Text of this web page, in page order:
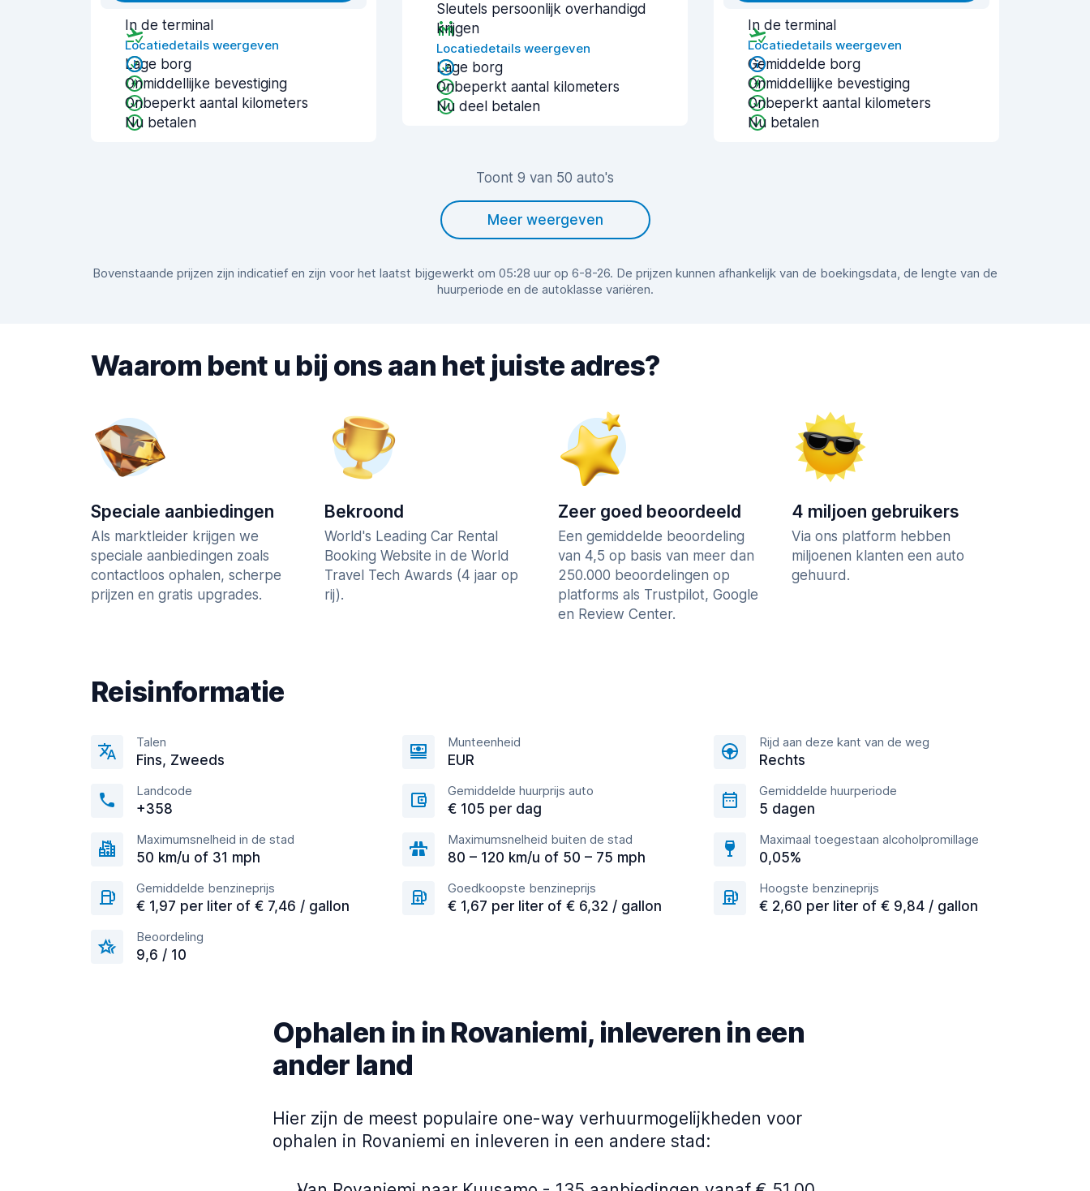
In de terminal
Locatiedetails weergeven
Lage borg
Onmiddellijke bevestiging
Onbeperkt aantal kilometers
Nu betalen
Sleutels persoonlijk overhandigd
krijgen
Locatiedetails weergeven
Lage borg
Onbeperkt aantal kilometers
Nu deel betalen
In de terminal
Locatiedetails weergeven
Gemiddelde borg
Onmiddellijke bevestiging
Onbeperkt aantal kilometers
Nu betalen
Toont 9 van 50 auto's
Meer weergeven
Bovenstaande prijzen zijn indicatief en zijn voor het laatst bijgewerkt om 05:28 uur op 6-8-26. De prijzen kunnen afhankelijk van de boekingsdata, de lengte van de
huurperiode en de autoklasse variëren.
Waarom bent u bij ons aan het juiste adres?
Speciale aanbiedingen
Als marktleider krijgen we
speciale aanbiedingen zoals
contactloos ophalen, scherpe
prijzen en gratis upgrades.
Bekroond
World's Leading Car Rental
Booking Website in de World
Travel Tech Awards (4 jaar op
rij).
Zeer goed beoordeeld
Een gemiddelde beoordeling
van 4,5 op basis van meer dan
250.000 beoordelingen op
platforms als Trustpilot, Google
en Review Center.
4 miljoen gebruikers
Via ons platform hebben
miljoenen klanten een auto
gehuurd.
Reisinformatie
Talen
Fins, Zweeds
Munteenheid
EUR
Rijd aan deze kant van de weg
Rechts
Landcode
+358
Gemiddelde huurprijs auto
€ 105 per dag
Gemiddelde huurperiode
5 dagen
Maximumsnelheid in de stad
50 km/u of 31 mph
Maximumsnelheid buiten de stad
80 – 120 km/u of 50 – 75 mph
Maximaal toegestaan alcoholpromillage
0,05%
Gemiddelde benzineprijs
€ 1,97 per liter of € 7,46 / gallon
Goedkoopste benzineprijs
€ 1,67 per liter of € 6,32 / gallon
Hoogste benzineprijs
€ 2,60 per liter of € 9,84 / gallon
Beoordeling
9,6 / 10
Ophalen in in Rovaniemi, inleveren in een
ander land
Hier zijn de meest populaire one-way verhuurmogelijkheden voor
ophalen in Rovaniemi en inleveren in een andere stad: